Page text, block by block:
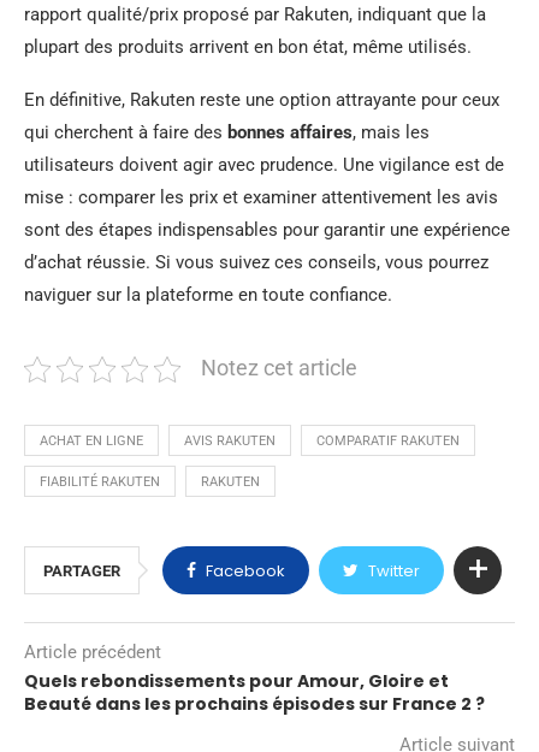
rapport qualité/prix proposé par Rakuten, indiquant que la
plupart des produits arrivent en bon état, même utilisés.
En définitive, Rakuten reste une option attrayante pour ceux
qui cherchent à faire des bonnes affaires, mais les
utilisateurs doivent agir avec prudence. Une vigilance est de
mise : comparer les prix et examiner attentivement les avis
sont des étapes indispensables pour garantir une expérience
d’achat réussie. Si vous suivez ces conseils, vous pourrez
naviguer sur la plateforme en toute confiance.
Notez cet article
ACHAT EN LIGNE AVIS RAKUTEN COMPARATIF RAKUTEN
FIABILITÉ RAKUTEN RAKUTEN
PARTAGER Facebook Twitter
Article précédent
Quels rebondissements pour Amour, Gloire et
Beauté dans les prochains épisodes sur France 2 ?
Article suivant